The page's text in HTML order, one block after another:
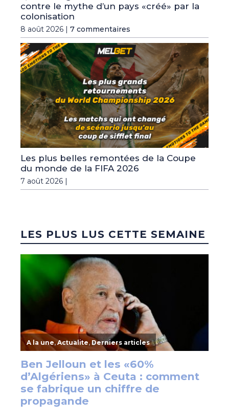
contre le mythe d’un pays «créé» par la
colonisation
8 août 2026 | 7 commentaires
Les plus belles remontées de la Coupe
du monde de la FIFA 2026
7 août 2026 |
LES PLUS LUS CETTE SEMAINE